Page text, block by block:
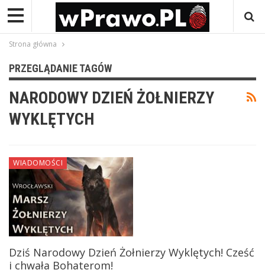
Strona główna
PRZEGLĄDANIE TAGÓW
NARODOWY DZIEŃ ŻOŁNIERZY
WYKLĘTYCH
WIADOMOŚCI
Dziś Narodowy Dzień Żołnierzy Wyklętych! Cześć
i chwała Bohaterom!